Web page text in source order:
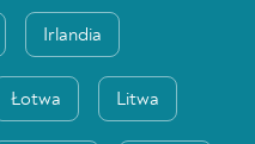
Irlandia
Łotwa Litwa